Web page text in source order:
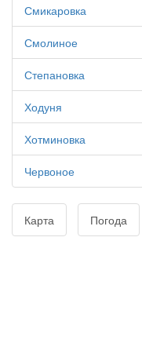
Смикаровка
Смолиное
Степановка
Ходуня
Хотминовка
Червоное
Карта Погода